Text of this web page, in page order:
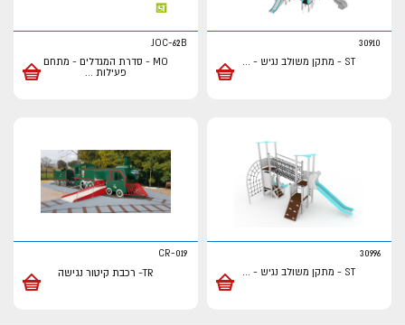
30910
ST - מתקן משולב נגיש - ...
JOC-62B
MO - סדרת המגדלים - מתחם
פעילות ...
30996
ST - מתקן משולב נגיש - ...
CR-019
TR- רכבת קיטור נגישה